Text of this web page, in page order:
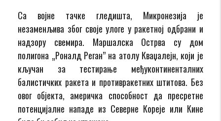
Са војне тачке гледишта, Микронезија је
незаменљива због своје улоге у ракетној одбрани и
надзору свемира. Маршалска Острва су дом
полигона „Роналд Реган” на атолу Кваџалејн, који је
кључан за тестирање међуконтиненталних
балистичких ракета и противракетних штитова. Без
овог објекта, америчка способност да пресретне
потенцијалне нападе из Северне Кореје или Кине